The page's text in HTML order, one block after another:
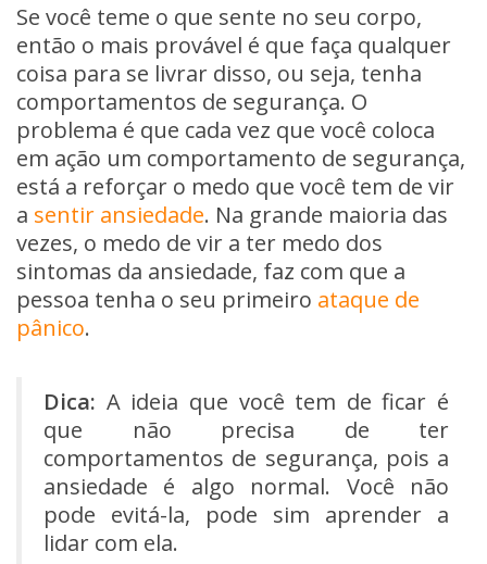
Se você teme o que sente no seu corpo,
então o mais provável é que faça qualquer
coisa para se livrar disso, ou seja, tenha
comportamentos de segurança. O
problema é que cada vez que você coloca
em ação um comportamento de segurança,
está a reforçar o medo que você tem de vir
a sentir ansiedade. Na grande maioria das
vezes, o medo de vir a ter medo dos
sintomas da ansiedade, faz com que a
pessoa tenha o seu primeiro ataque de
pânico.
Dica: A ideia que você tem de ficar é
que não precisa de ter
comportamentos de segurança, pois a
ansiedade é algo normal. Você não
pode evitá-la, pode sim aprender a
lidar com ela.